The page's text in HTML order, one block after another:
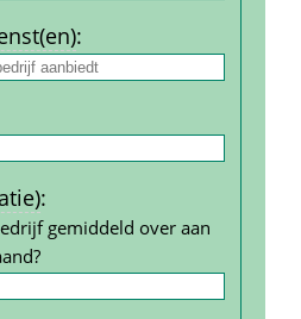
:
:
gemiddeld over aan